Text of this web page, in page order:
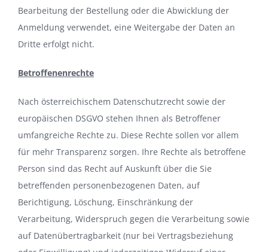
Bearbeitung der Bestellung oder die Abwicklung der
Anmeldung verwendet, eine Weitergabe der Daten an
Dritte erfolgt nicht.
Betroffenenrechte
Nach österreichischem Datenschutzrecht sowie der
europäischen DSGVO stehen Ihnen als Betroffener
umfangreiche Rechte zu. Diese Rechte sollen vor allem
für mehr Transparenz sorgen. Ihre Rechte als betroffene
Person sind das Recht auf Auskunft über die Sie
betreffenden personenbezogenen Daten, auf
Berichtigung, Löschung, Einschränkung der
Verarbeitung, Widerspruch gegen die Verarbeitung sowie
auf Datenübertragbarkeit (nur bei Vertragsbeziehung